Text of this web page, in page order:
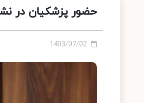
حضور پزشکیان در
1403/07/02